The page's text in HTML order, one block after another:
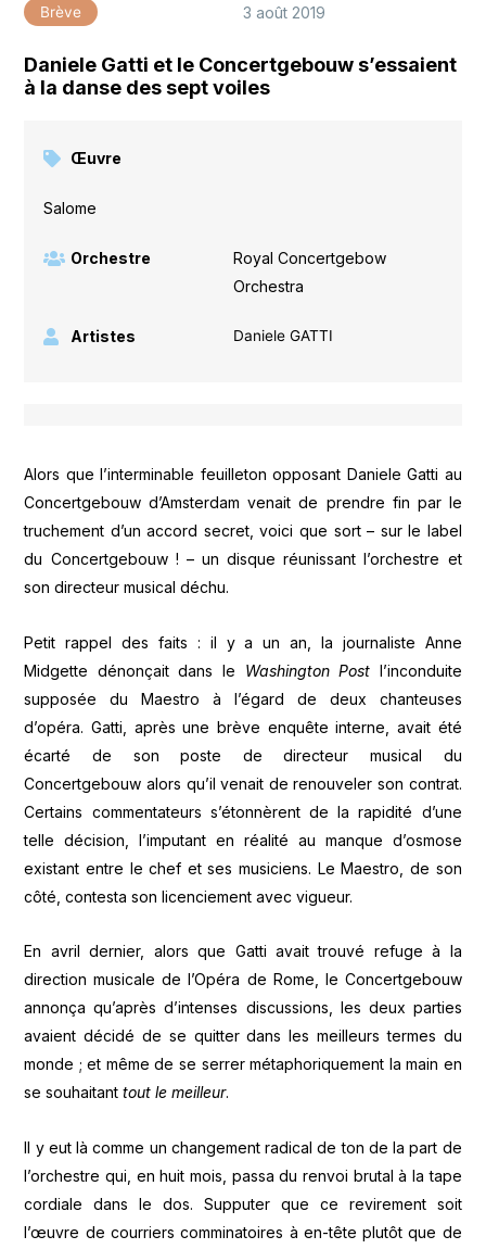
Brève 3 août 2019
Daniele Gatti et le Concertgebouw s’essaient
à la danse des sept voiles
Œuvre
Salome
Orchestre
Royal Concertgebow
Orchestra
Artistes Daniele GATTI
Alors que l’interminable feuilleton opposant Daniele Gatti au
Concertgebouw d’Amsterdam venait de prendre fin par le
truchement d’un accord secret, voici que sort – sur le label
du Concertgebouw ! – un disque réunissant l’orchestre et
son directeur musical déchu.
Petit rappel des faits : il y a un an, la journaliste Anne
Midgette dénonçait dans le Washington Post l’inconduite
supposée du Maestro à l’égard de deux chanteuses
d’opéra. Gatti, après une brève enquête interne, avait été
écarté de son poste de directeur musical du
Concertgebouw alors qu’il venait de renouveler son contrat.
Certains commentateurs s’étonnèrent de la rapidité d’une
telle décision, l’imputant en réalité au manque d’osmose
existant entre le chef et ses musiciens. Le Maestro, de son
côté, contesta son licenciement avec vigueur.
En avril dernier, alors que Gatti avait trouvé refuge à la
direction musicale de l’Opéra de Rome, le Concertgebouw
annonça qu’après d’intenses discussions, les deux parties
avaient décidé de se quitter dans les meilleurs termes du
monde ; et même de se serrer métaphoriquement la main en
se souhaitanttout le meilleur.
Il y eut là comme un changement radical de ton de la part de
l’orchestre qui, en huit mois, passa du renvoi brutal à la tape
cordiale dans le dos. Supputer que ce revirement soit
l’œuvre de courriers comminatoires à en-tête plutôt que de